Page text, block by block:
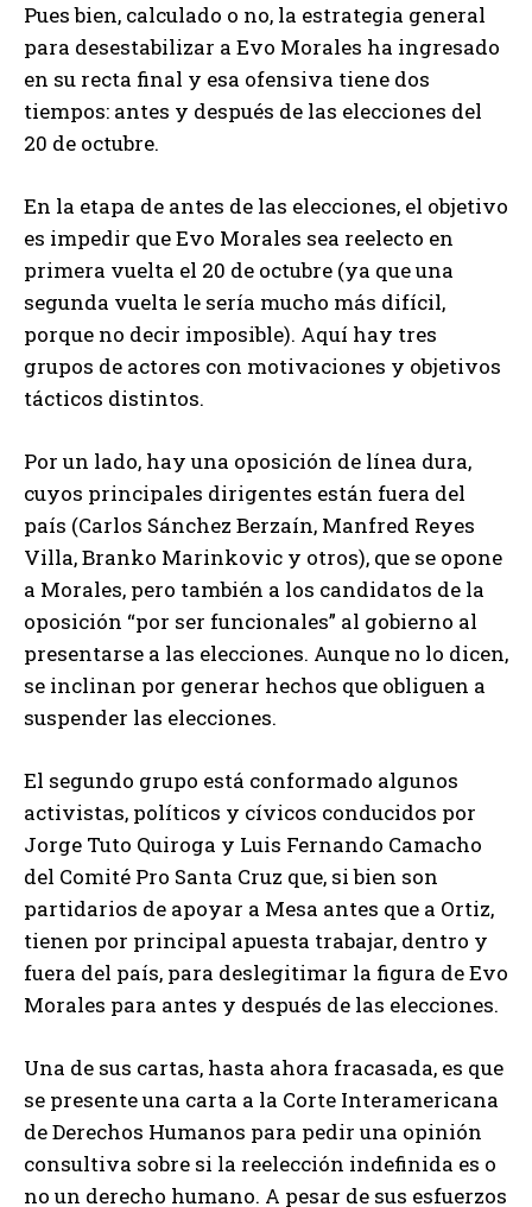
Pues bien, calculado o no, la estrategia general
para desestabilizar a Evo Morales ha ingresado
en su recta final y esa ofensiva tiene dos
tiempos: antes y después de las elecciones del
20 de octubre.
En la etapa de antes de las elecciones, el objetivo
es impedir que Evo Morales sea reelecto en
primera vuelta el 20 de octubre (ya que una
segunda vuelta le sería mucho más difícil,
porque no decir imposible). Aquí hay tres
grupos de actores con motivaciones y objetivos
tácticos distintos.
Por un lado, hay una oposición de línea dura,
cuyos principales dirigentes están fuera del
país (Carlos Sánchez Berzaín, Manfred Reyes
Villa, Branko Marinkovic y otros), que se opone
a Morales, pero también a los candidatos de la
oposición “por ser funcionales” al gobierno al
presentarse a las elecciones. Aunque no lo dicen,
se inclinan por generar hechos que obliguen a
suspender las elecciones.
El segundo grupo está conformado algunos
activistas, políticos y cívicos conducidos por
Jorge Tuto Quiroga y Luis Fernando Camacho
del Comité Pro Santa Cruz que, si bien son
partidarios de apoyar a Mesa antes que a Ortiz,
tienen por principal apuesta trabajar, dentro y
fuera del país, para deslegitimar la figura de Evo
Morales para antes y después de las elecciones.
Una de sus cartas, hasta ahora fracasada, es que
se presente una carta a la Corte Interamericana
de Derechos Humanos para pedir una opinión
consultiva sobre si la reelección indefinida es o
no un derecho humano. A pesar de sus esfuerzos